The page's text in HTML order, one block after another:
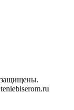
защищены.